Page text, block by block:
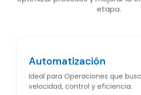
etapa.
Automatización
Ideal para Operaciones que
velocidad, control y eficiencia.